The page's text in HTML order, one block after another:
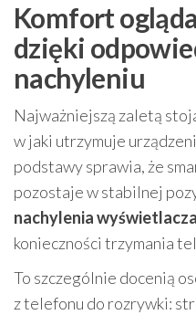
Komfort
dzięki
nachyleniu
Najważniejszą zaletą
w jaki utrzymuje
podstawy sprawia, że
pozostaje w stabilnej
nachylenia wyświetlacza
konieczności trzymania
To szczególnie docenią
z telefonu do rozrywki: